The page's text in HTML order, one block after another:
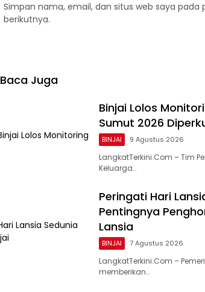
Simpan nama, email, dan situs web saya
berikutnya.
Baca Juga
Binjai Lolos
Sumut 2026
BINJAI 9 Agustus 2026
LangkatTerkini.Com – Tim
Keluarga…
Peringati Hari
Pentingnya
Lansia
BINJAI 7 Agustus 2026
LangkatTerkini.Com –
memberikan…